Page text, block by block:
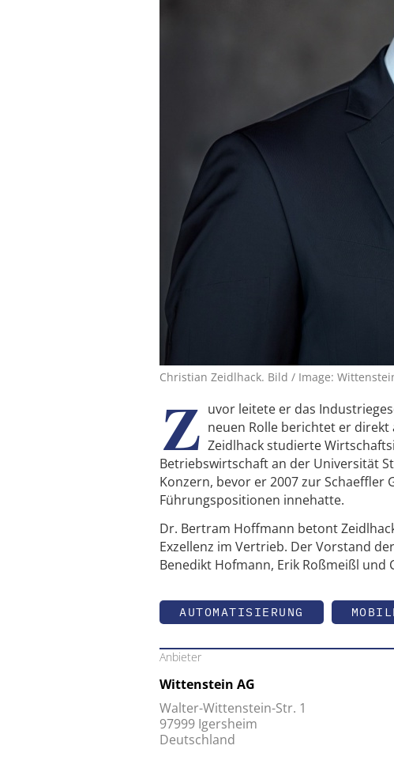
Christian Zeidlhack. Bild / Image:
Z uvor leitete er das
neuen Rolle berichtet er
Zeidlhack studierte
Betriebswirtschaft an der Universität
Konzern, bevor er 2007 zur Schaeffler
Führungspositionen innehatte.
Dr. Bertram Hoffmann betont
Exzellenz im Vertrieb. Der Vorstand
Benedikt Hofmann, Erik Roßmeißl und
AUTOMATISIERUNG
Anbieter
Wittenstein AG
Walter-Wittenstein-Str. 1
97999 Igersheim
Deutschland